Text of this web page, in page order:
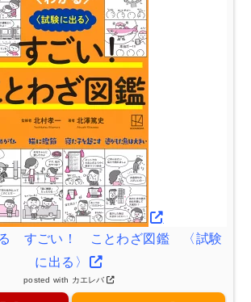
る すごい！ ことわざ図鑑 〈試験
に出る〉
posted with カエレバ